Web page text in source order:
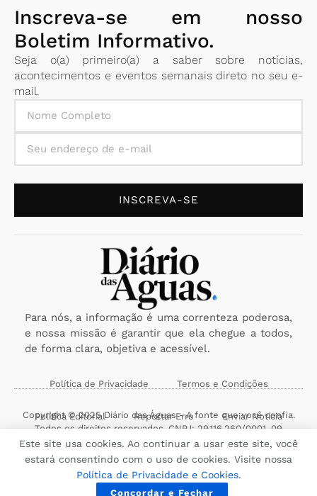
Inscreva-se em nosso
Boletim Informativo.
Seja o(a) primeiro(a) a saber sobre notícias,
acontecimentos e eventos semanais direto no seu e-
mail.
INSCREVA-SE
Para nós, a informação é uma correnteza poderosa,
e nossa missão é garantir que ela chegue a todos,
de forma clara, objetiva e acessível.
Política de Privacidade Termos e Condições
Política Editorial Reportar Erro Enviar Notícia
Copyright © 2025 Diário das Águas - A fonte que você confia.
Todos os direitos reservados. CNPJ: 29.116.260/0001-09
Este site usa cookies. Ao continuar a usar este site, você
estará consentindo com o uso de cookies. Visite nossa
Política de Privacidade e Cookies.
Concordar e Fechar